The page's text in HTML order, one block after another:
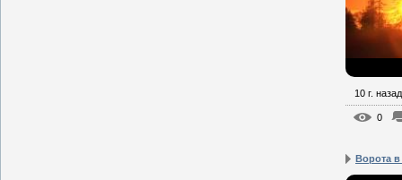
10 г. назад
0
Ворота